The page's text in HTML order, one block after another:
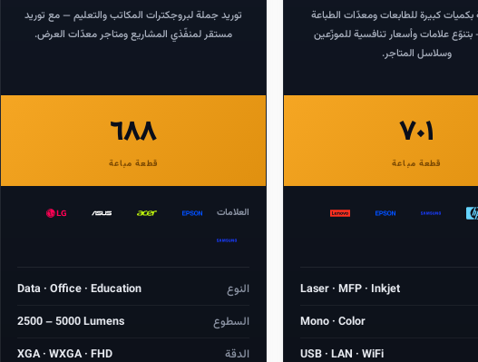
بكميات كبيرة للطابعات ومعدّات الطباعة
بتنوّع علامات وأسعار تنافسية للموزّعين
وسلاسل المتاجر.
٧٠١
قطعة مباعة
Laser · MFP · Inkjet
Mono · Color
USB · LAN · WiFi
توريد جملة لبروجكترات المكاتب والتعليم — مع توريد
مستقر لمنفّذي المشاريع ومتاجر معدّات العرض.
٦٨٨
قطعة مباعة
العلامات
النوع
Data · Office · Education
السطوع
2500 – 5000 Lumens
الدقة
XGA · WXGA · FHD